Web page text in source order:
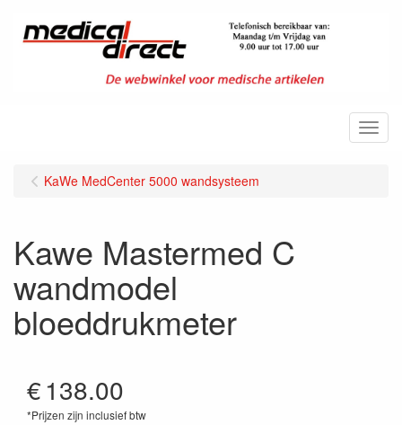
Menu
KaWe MedCenter 5000 wandsysteem
Kawe Mastermed C
wandmodel
bloeddrukmeter
€138.00
*Prijzen zijn inclusief btw